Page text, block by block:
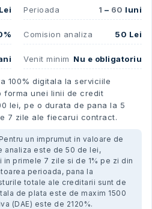
Lei Perioada 1 – 60 luni
Comision analiza 50 Lei
Venit minim Nu e obligatoriu
100% digitala la serviciile
forma unei linii de credit
lei, pe o durata de pana la 5
7 zile ale fiecarui contract.
Pentru un imprumut in valoare de
analiza este de 50 de lei,
primele 7 zile si de 1% pe zi din
perioada, pana la
totale ale creditarii sunt de
de plata este de maxim 1500
(DAE) este de 2120%.